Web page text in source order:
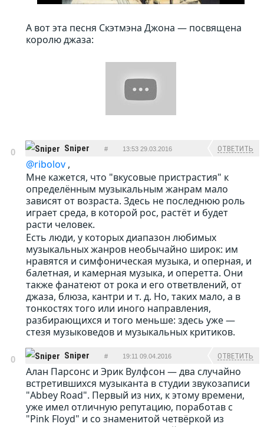
А вот эта песня Скэтмэна Джона — посвящена
королю джаза:
0 Sniper # 13:53 29.03.2016 ОТВЕТИТЬ
@ribolov ,
Мне кажется, что "вкусовые пристрастия" к
определённым музыкальным жанрам мало
зависят от возраста. Здесь не последнюю роль
играет среда, в которой рос, растёт и будет
расти человек.
Есть люди, у которых диапазон любимых
музыкальных жанров необычайно широк: им
нравятся и симфоническая музыка, и оперная, и
балетная, и камерная музыка, и оперетта. Они
также фанатеют от рока и его ответвлений, от
джаза, блюза, кантри и т. д. Но, таких мало, а в
тонкостях того или иного направления,
разбирающихся и того меньше: здесь уже —
стезя музыковедов и музыкальных критиков.
0 Sniper # 19:11 09.04.2016 ОТВЕТИТЬ
Алан Парсонс и Эрик Вулфсон — два случайно
встретившихся музыканта в студии звукозаписи
"Abbey Road". Первый из них, к этому времени,
уже имел отличную репутацию, поработав с
"Pink Floyd" и со знаменитой четвёркой из